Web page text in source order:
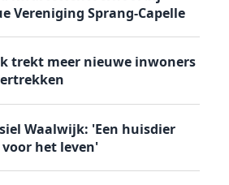
Vereniging Sprang-Capelle
trekt meer nieuwe inwoners
Waalwijk: 'Een huisdier
voor het leven'